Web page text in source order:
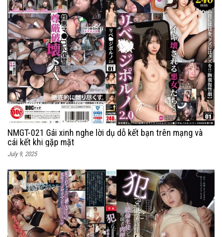
NMGT-021 Gái xinh nghe lời dụ dỗ kết bạn trên mạng và
cái kết khi gặp mặt
July 9, 2025